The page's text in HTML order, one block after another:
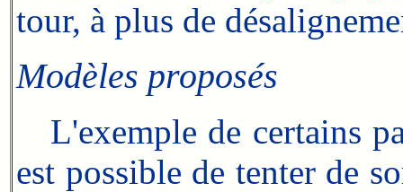
tour, à plus de
Modèles proposés
L'exemple de certains
est possible de tenter de